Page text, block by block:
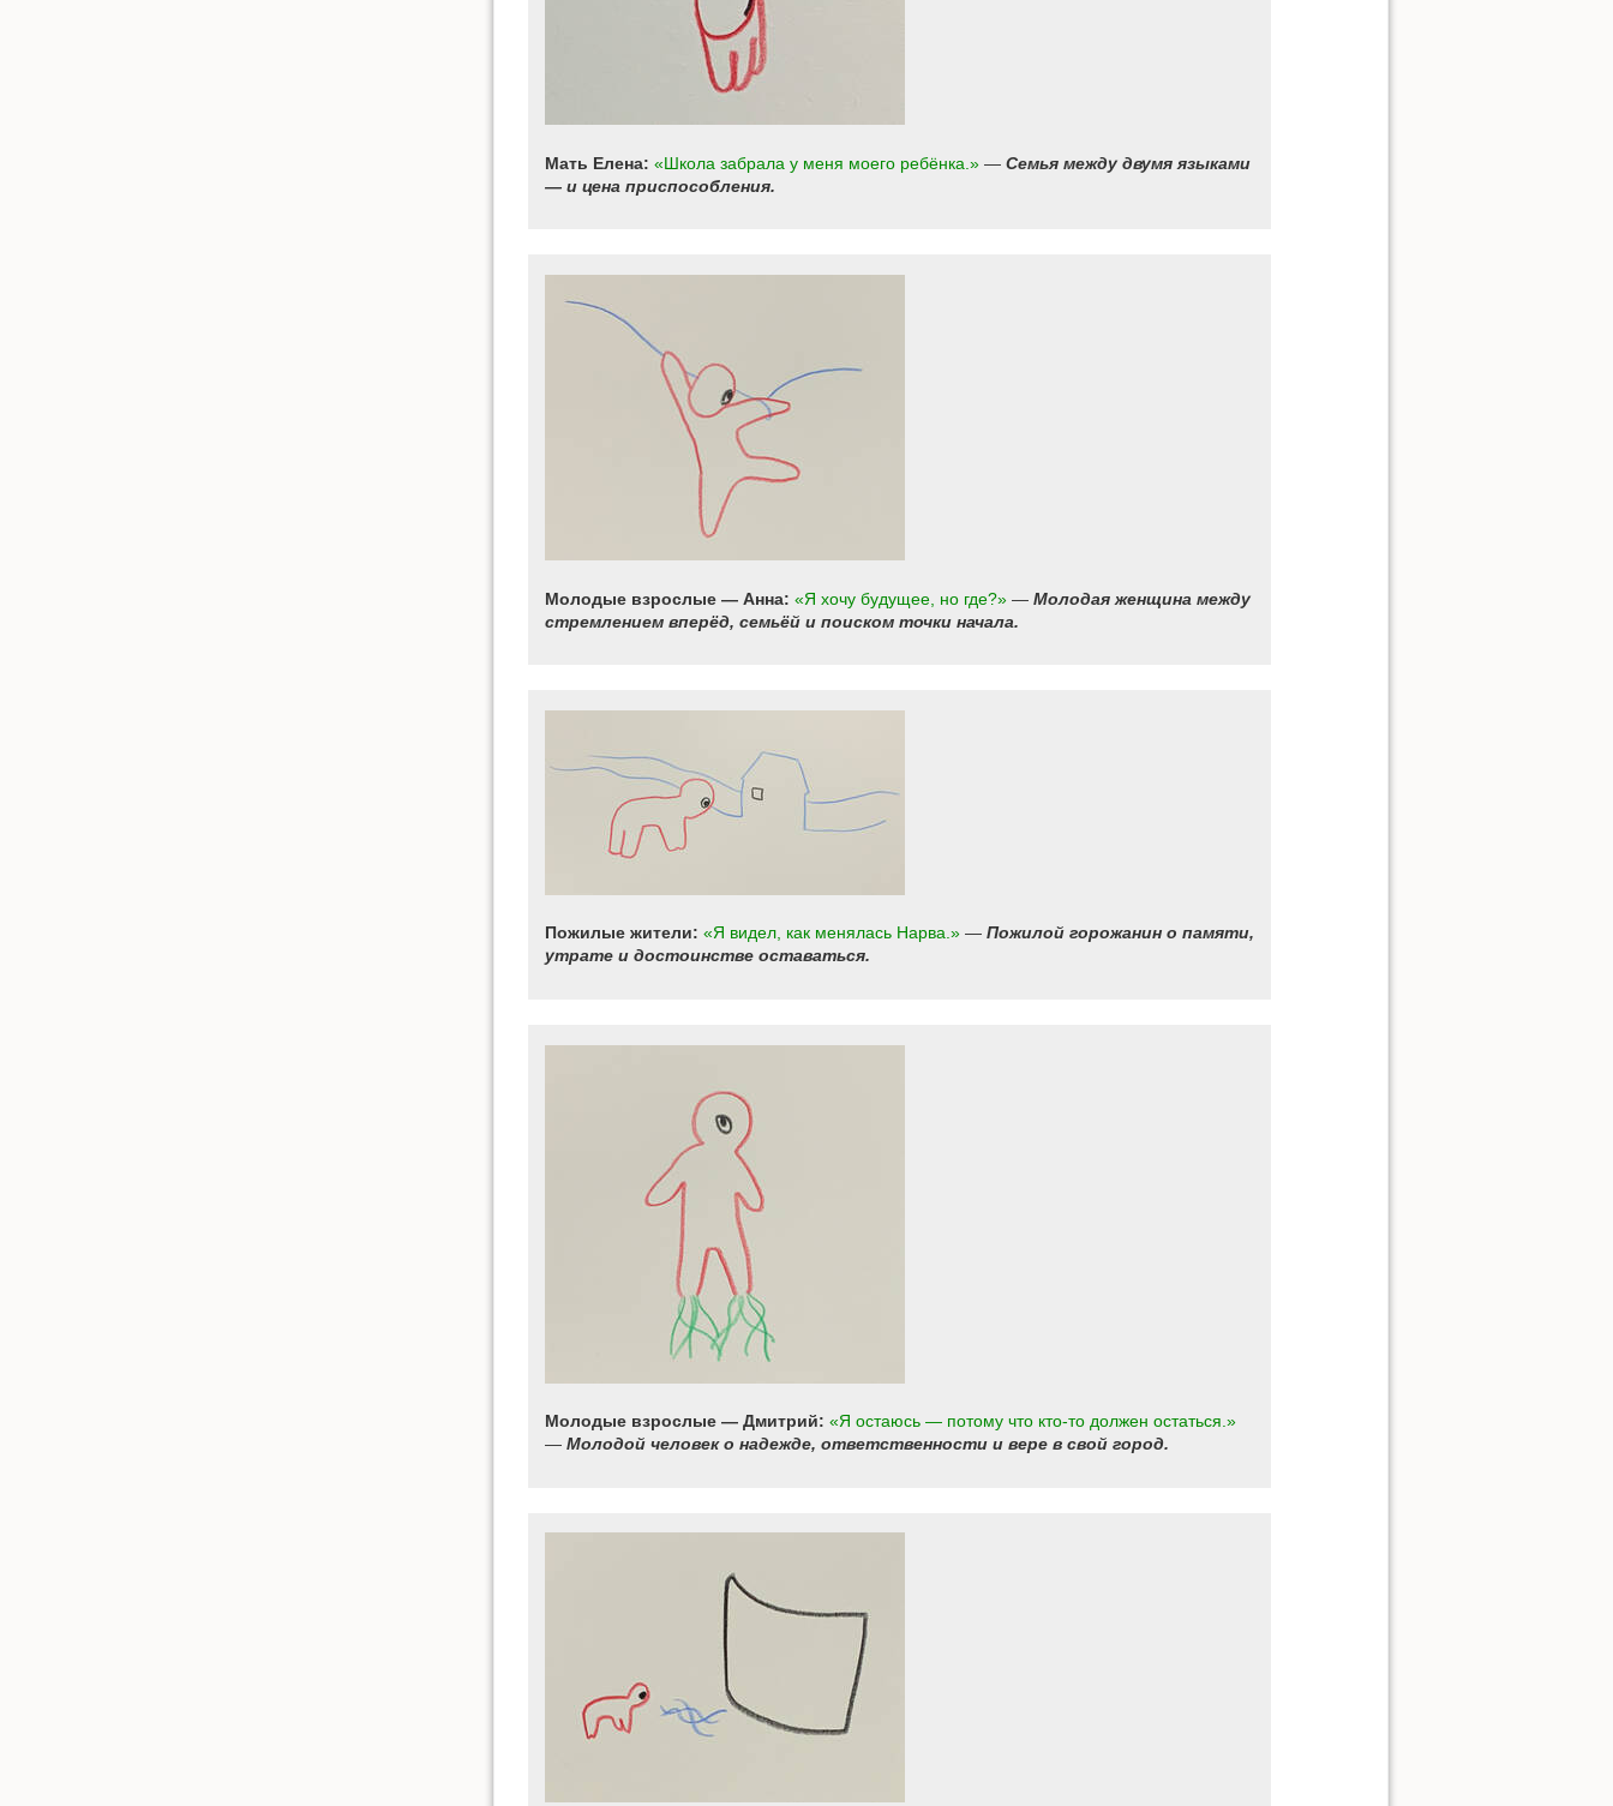
Мать Елена: «Школа забрала у меня моего ребёнка.» — Семья между двумя языками
— и цена приспособления.
Молодые взрослые — Анна: «Я хочу будущее, но где?» — Молодая женщина между
стремлением вперёд, семьёй и поиском точки начала.
Пожилые жители: «Я видел, как менялась Нарва.» — Пожилой горожанин о памяти,
утрате и достоинстве оставаться.
Молодые взрослые — Дмитрий: «Я остаюсь — потому что кто-то должен остаться.»
— Молодой человек о надежде, ответственности и вере в свой город.